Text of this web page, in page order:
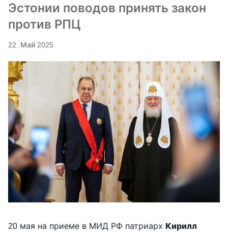
Эстонии поводов принять закон
против РПЦ
22. Май 2025
20 мая на приеме в МИД РФ патриарх Кирилл